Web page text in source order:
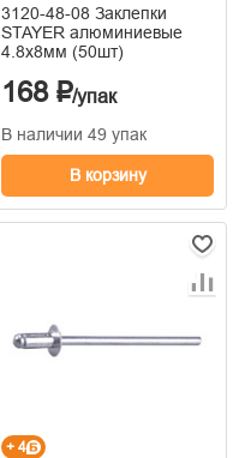
3120-48-08 Заклепки
STAYER алюминиевые
4.8х8мм (50шт)
168 ₽/упак
В наличии 49 упак
В корзину
+ 4